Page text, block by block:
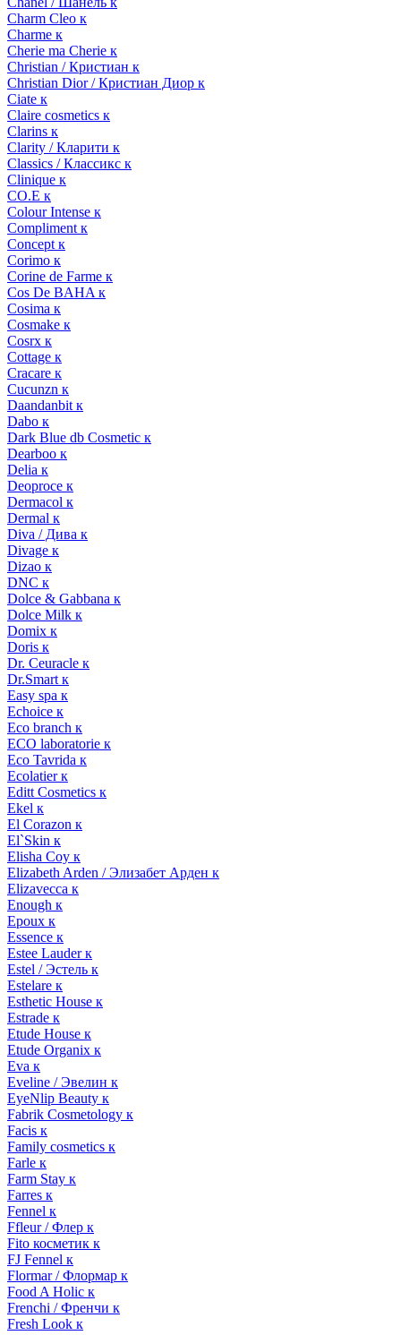
Charm Cleo к
Charme к
Cherie ma Cherie к
Christian / Кристиан к
Christian Dior / Кристиан Диор к
Ciate к
Claire cosmetics к
Clarins к
Clarity / Кларити к
Classics / Классикс к
Clinique к
CO.E к
Colour Intense к
Compliment к
Concept к
Corimo к
Corine de Farme к
Cos De BAHA к
Cosima к
Cosmake к
Cosrx к
Cottage к
Cracare к
Cucunzn к
Daandanbit к
Dabo к
Dark Blue db Cosmetic к
Dearboo к
Delia к
Deoproce к
Dermacol к
Dermal к
Diva / Дива к
Divage к
Dizao к
DNC к
Dolce & Gabbana к
Dolce Milk к
Domix к
Doris к
Dr. Ceuracle к
Dr.Smart к
Easy spa к
Echoice к
Eco branch к
ECO laboratorie к
Eco Tavrida к
Ecolatier к
Editt Cosmetics к
Ekel к
El Corazon к
El`Skin к
Elisha Coy к
Elizabeth Arden / Элизабет Арден к
Elizavecca к
Enough к
Epoux к
Essence к
Estee Lauder к
Estel / Эстель к
Estelare к
Esthetic House к
Estrade к
Etude House к
Etude Organix к
Eva к
Eveline / Эвелин к
EyeNlip Beauty к
Fabrik Cosmetology к
Facis к
Family cosmetics к
Farle к
Farm Stay к
Farres к
Fennel к
Ffleur / Флер к
Fito косметик к
FJ Fennel к
Flormar / Флормар к
Food A Holic к
Frenchi / Френчи к
Fresh Look к